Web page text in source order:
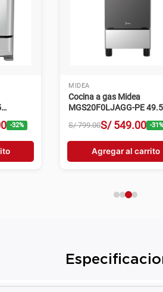
-32%
MIDEA
Cocina a gas Midea
MGS20F0LJAGG-PE
hornillas gris
S/ 799.00S/ 549.00 -31 %
Agregar al carrito